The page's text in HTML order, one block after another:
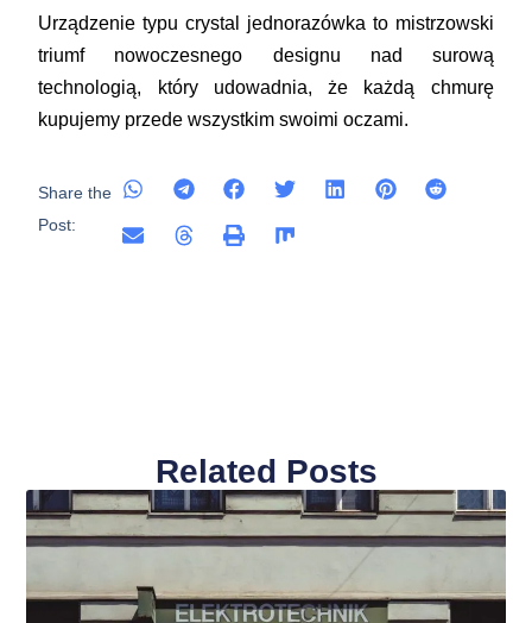
Urządzenie typu crystal jednorazówka to mistrzowski
triumf nowoczesnego designu nad surową
technologią, który udowadnia, że każdą chmurę
kupujemy przede wszystkim swoimi oczami.
Share the
Post:
Related Posts